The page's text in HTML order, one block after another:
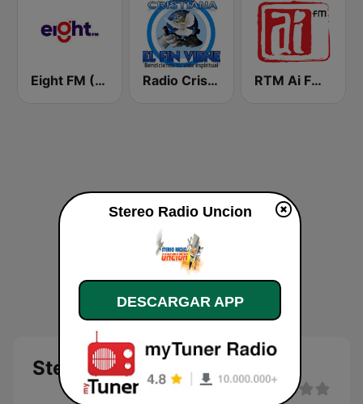
Eight FM (One FM 881) Radio Cristiana El Fin Viene RTM Ai FM 89.3
Stereo Radio Uncion
Stereo Radio Uncion
DESCARGAR APP